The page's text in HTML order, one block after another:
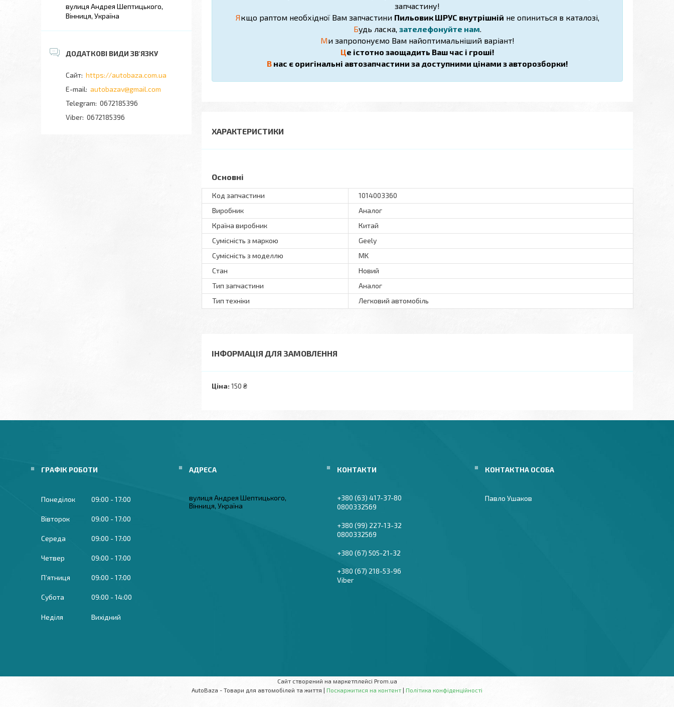
запчастину!
Якщо раптом необхідної Вам запчастини Пильовик ШРУС внутрішній не опиниться в каталозі,
Будь ласка, зателефонуйте нам.
Ми запропонуємо Вам найоптимальніший варіант!
Це істотно заощадить Ваш час і гроші!
Внас є оригінальні автозапчастини за доступними цінами з авторозборки!
ХАРАКТЕРИСТИКИ
Основні
Код запчастини
1014003360
Виробник
Аналог
Країна виробник
Китай
Сумісність з маркою
Geely
Сумісність з моделлю
MK
Стан
Новий
Тип запчастини
Аналог
Тип техніки
Легковий автомобіль
ІНФОРМАЦІЯ ДЛЯ ЗАМОВЛЕННЯ
Ціна: 150 ₴
вулиця Андрея Шептицького,
Вінниця, Україна
https://autobaza.com.ua
autobazav@gmail.com
0672185396
0672185396
ГРАФІК РОБОТИ
Понеділок 09:00 17:00
Вівторок 09:00 17:00
Середа 09:00 17:00
Четвер 09:00 17:00
Пʼятниця 09:00 17:00
Субота 09:00 14:00
Неділя Вихідний
вулиця Андрея Шептицького,
Вінниця, Україна
+380 (63) 417-37-80
0800332569
+380 (99) 227-13-32
0800332569
+380 (67) 505-21-32
+380 (67) 218-53-96
Viber
Павло Ушаков
Сайт створений на маркетплейсі Prom.ua
AutoBaza - Товари для автомобілей та життя | Поскаржитися на контент | Політика конфіденційності